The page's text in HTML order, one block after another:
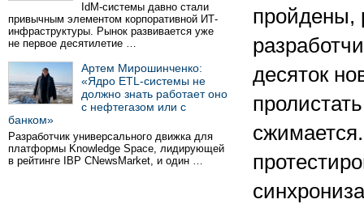
IdM-системы давно стали
привычным элементом корпоративной ИТ-
инфраструктуры. Рынок развивается уже
не первое десятилетие …
Артем Мирошинченко:
«Ядро ETL-системы не
должно знать работает оно
с нефтегазом или с
банком»
Разработчик универсального движка для
платформы Knowledge Space, лидирующей
в рейтинге IBP CNewsMarket, и один …
пройдены,
десяток